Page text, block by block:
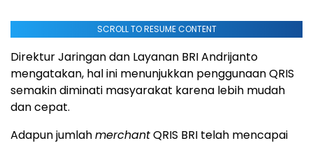
SCROLL TO RESUME CONTENT
Direktur Jaringan dan Layanan BRI Andrijanto
mengatakan, hal ini menunjukkan penggunaan QRIS
semakin diminati masyarakat karena lebih mudah
dan cepat.
Adapun jumlahmerchantQRIS BRI telah mencapai